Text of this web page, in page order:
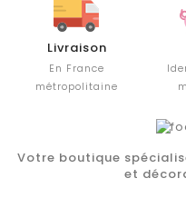
Livraison
En France
métropolitaine
Votre boutique
et